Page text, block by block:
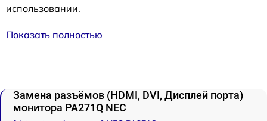
использовании.
Показать полностью
Замена разъёмов (HDMI, DVI, Дисплей порта)
монитора PA271Q NEC